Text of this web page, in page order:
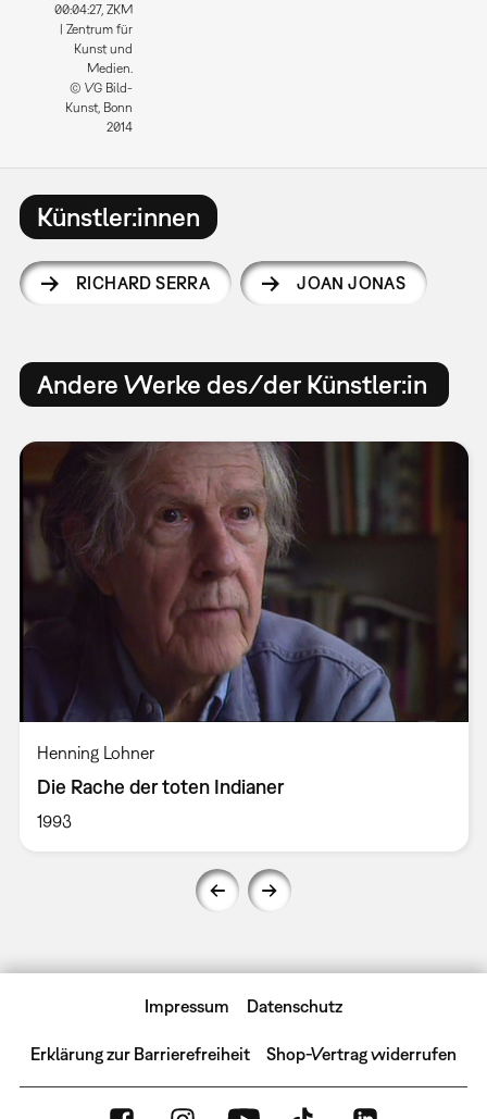
00:04:27, ZKM
| Zentrum für
Kunst und
Medien.
© VG Bild-
Kunst, Bonn
2014
Künstler:innen
RICHARD SERRA JOAN JONAS
Andere Werke des/der Künstler:in
Henning Lohner
Die Rache der toten Indianer
1993
Impressum Datenschutz
Erklärung zur Barrierefreiheit Shop-Vertrag widerrufen